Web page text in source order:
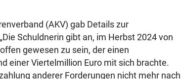
(AKV) gab Details zur
Schuldnerin gibt an, im Herbst 2024 von
gewesen zu sein, der einen
einer Viertelmillion Euro mit sich brachte.
anderer Forderungen nicht mehr